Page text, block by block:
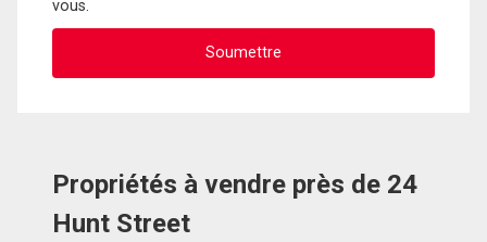
vous.
Propriétés à vendre près de 24
Hunt Street